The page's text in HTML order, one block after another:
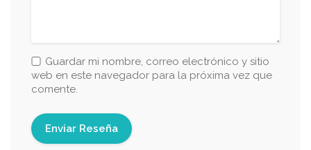
Guardar mi nombre, correo electrónico y sitio
web en este navegador para la próxima vez que
comente.